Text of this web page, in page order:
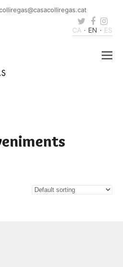
@casacolliregas.cat
Twitter
CA EN ES